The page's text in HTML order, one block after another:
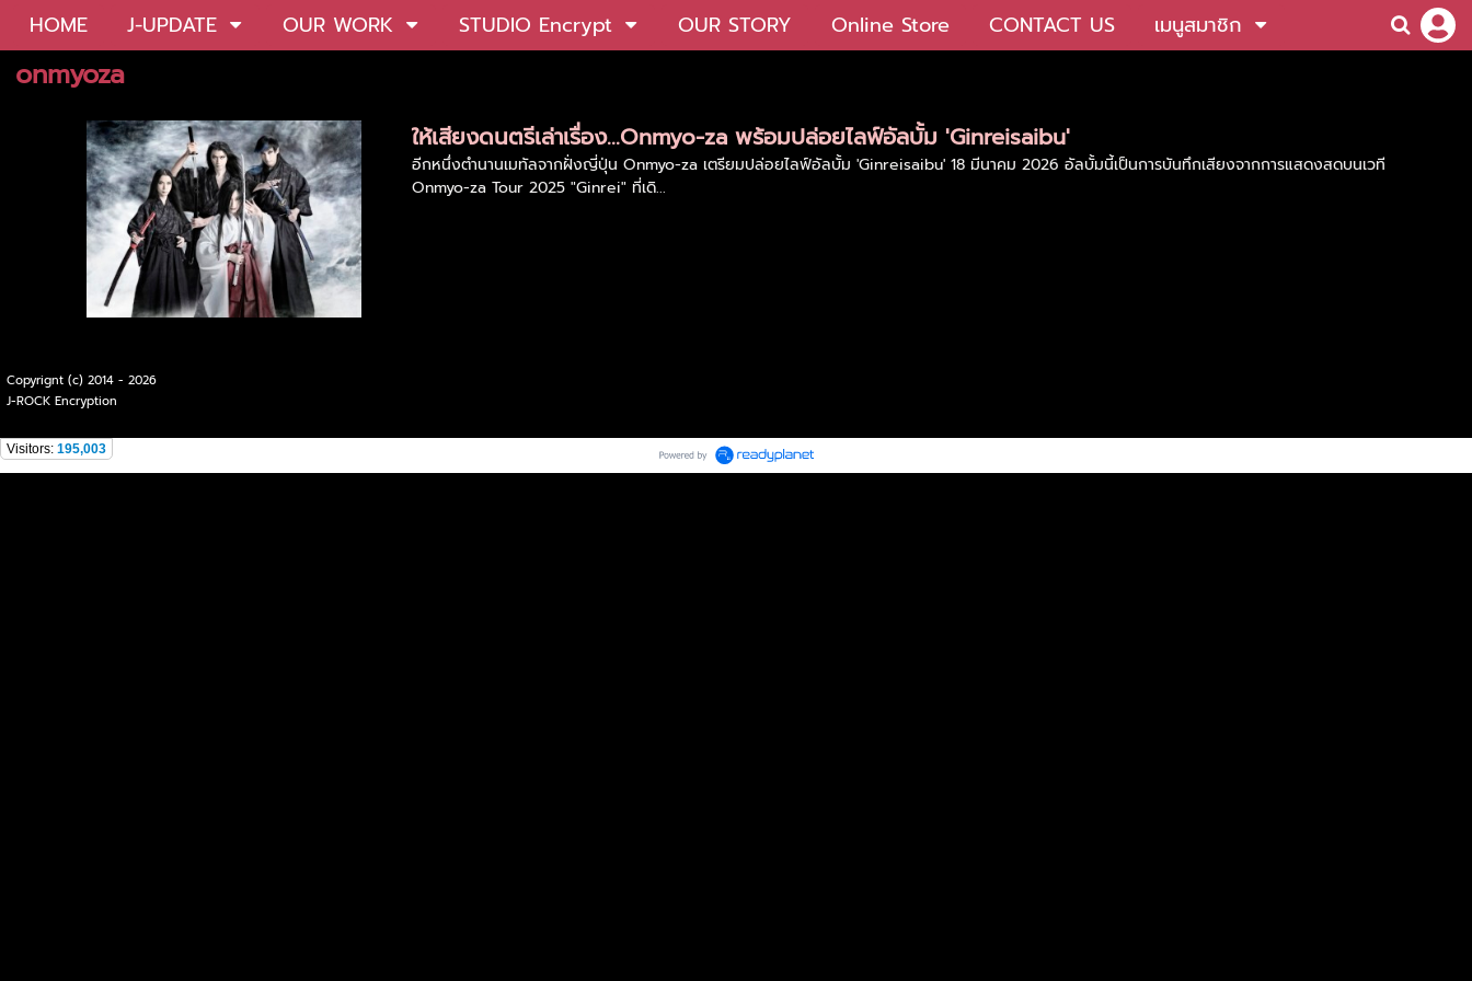
HOME J-UPDATE OUR WORK STUDIO Encrypt OUR STORY Online Store CONTACT US เมนูสมาชิก
onmyoza
ให้เสียงดนตรีเล่าเรื่อง...Onmyo-za พร้อมปล่อยไลฟ์อัลบั้ม 'Ginreisaibu'
อีกหนึ่งตำนานเมทัลจากฝั่งญี่ปุ่น Onmyo-za เตรียมปล่อยไลฟ์อัลบั้ม 'Ginreisaibu' 18 มีนาคม 2026 อัลบั้มนี้เป็นการบันทึกเสียงจากการแสดงสดบนเวที
Onmyo-za Tour 2025 "Ginrei" ที่เดิ...
Copyrignt (c) 2014 - 2026
J-ROCK Encryption
Visitors: 195,003